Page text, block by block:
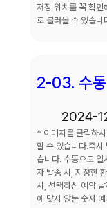
저장 위치를 꼭 확인
로 불러올 수 있습니
2-03. 수
2024-
* 이미지를 클릭하
할 수 있습니다.즉시
습니다. 수동으로
자 발송 시, 지정한
시, 선택하신 예약
에 맞지 않는 숫자